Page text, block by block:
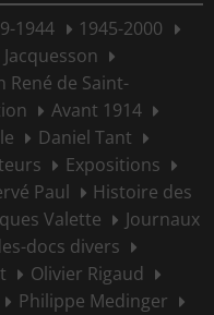
1944
1945-2000
René de Saint-
Avant 1914
Daniel Tant
Expositions
Paul
Histoire des
Valette
Journaux
docs divers
Olivier Rigaud
Philippe Medinger